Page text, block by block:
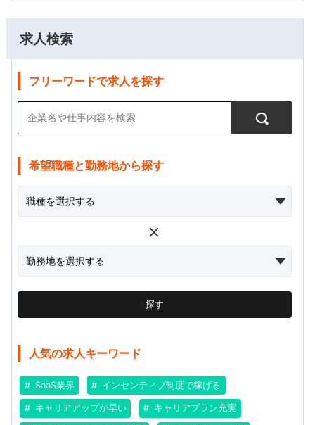
求人検索
フリーワードで求人を探す
希望職種と勤務地から探す
探す
人気の求人キーワード
SaaS業界 インセンティブ制度で稼げる
キャリアアップが早い キャリアプラン充実